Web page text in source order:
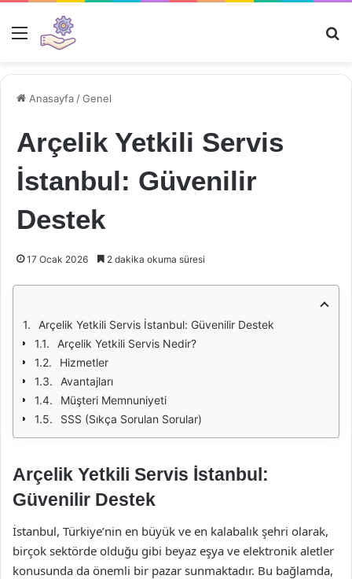
Menü
Anasayfa /Genel
Arçelik Yetkili Servis
İstanbul: Güvenilir
Destek
17 Ocak 2026 2 dakika okuma süresi
Arçelik Yetkili Servis İstanbul: Güvenilir Destek
Arçelik Yetkili Servis Nedir?
Hizmetler
Avantajları
Müşteri Memnuniyeti
SSS (Sıkça Sorulan Sorular)
Arçelik Yetkili Servis İstanbul:
Güvenilir Destek
İstanbul, Türkiye’nin en büyük ve en kalabalık şehri olarak,
birçok sektörde olduğu gibi beyaz eşya ve elektronik aletler
konusunda da önemli bir pazar sunmaktadır. Bu bağlamda,